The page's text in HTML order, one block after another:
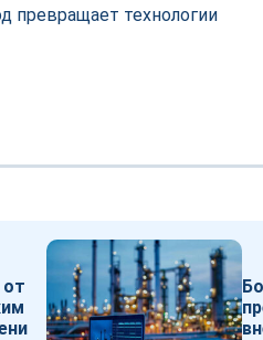
превращает технологии